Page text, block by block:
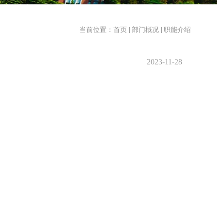
当前位置： 首页 部门概况 职能介绍
2023-11-28